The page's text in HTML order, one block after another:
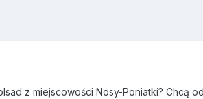
z miejscowości Nosy-Poniatki? Chcą